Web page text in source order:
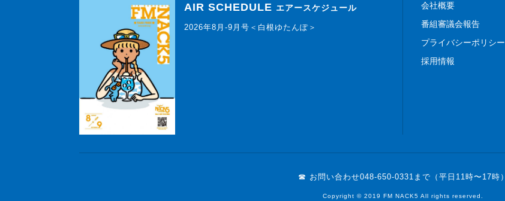
AIR SCHEDULE エアースケジュール
2026年8月-9月号＜白根ゆたんぽ＞
会社概要
番組審議会報告
プライバシーポリシー
採用情報
☎ お問い合わせ048-650-0331まで（平日11時〜17時）
Copyright © 2019 FM NACK5 All rights reserved.